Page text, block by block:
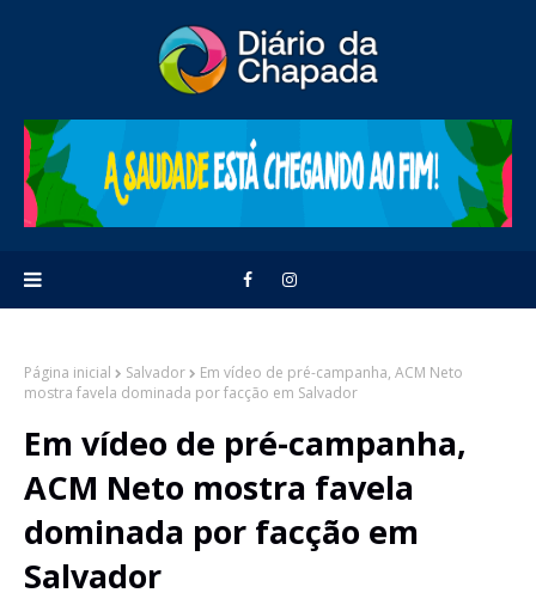
Página inicial Salvador
Em vídeo de pré-campanha, ACM Neto
mostra favela dominada por facção em Salvador
Em vídeo de pré-campanha,
ACM Neto mostra favela
dominada por facção em
Salvador